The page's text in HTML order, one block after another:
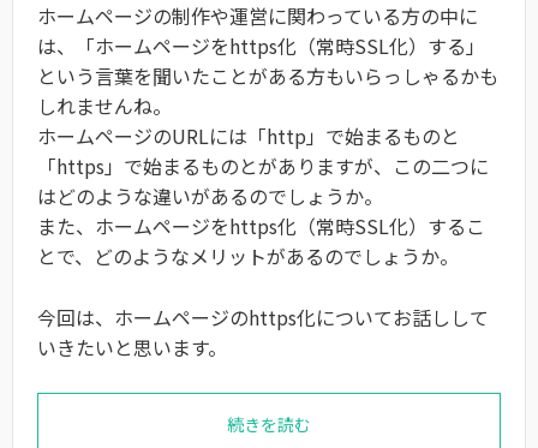
ホームページの制作や運営に関わっている方の中に
は、「ホームページをhttps化（常時SSL化）する」
という言葉を聞いたことがある方もいらっしゃるかも
しれませんね。
ホームページのURLには「http」で始まるものと
「https」で始まるものとがありますが、この二つに
はどのような違いがあるのでしょうか。
また、ホームページをhttps化（常時SSL化）するこ
とで、どのようなメリットがあるのでしょうか。
今回は、ホームページのhttps化についてお話しして
いきたいと思います。
続きを読む